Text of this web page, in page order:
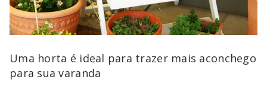
Uma horta é ideal para trazer mais aconchego
para sua varanda